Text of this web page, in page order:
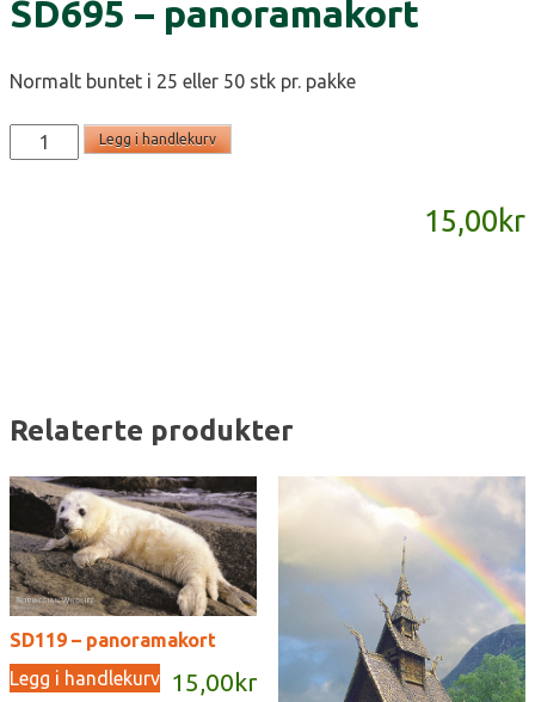
SD695 – panoramakort
Normalt buntet i 25 eller 50 stk pr. pakke
SD695
-
Legg i handlekurv
15,00kr
Relaterte produkter
SD119 – panoramakort
15,00 kr
Legg i handlekurv